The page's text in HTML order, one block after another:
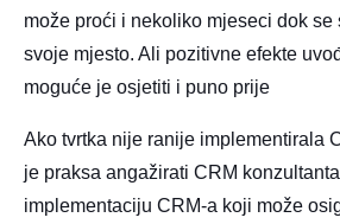
može proći i nekoliko mjeseci dok se
svoje mjesto. Ali pozitivne efekte
moguće je osjetiti i puno prije
Ako tvrtka nije ranije implementirala
je praksa angažirati CRM
implementaciju CRM-a koji može